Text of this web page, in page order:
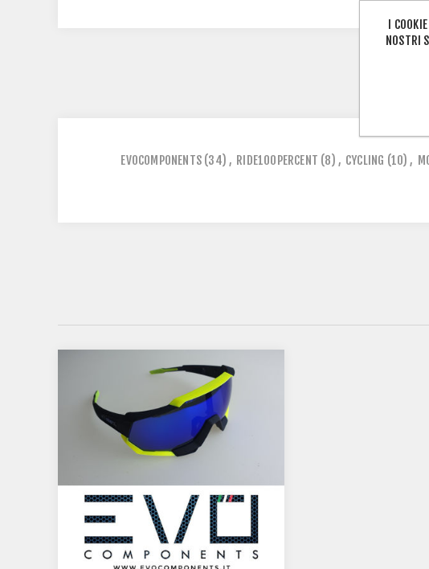
EVOCOMPONENTS (34) , RIDE100PERCENT (8) , CYCLING (10) ,
I
NOSTRI